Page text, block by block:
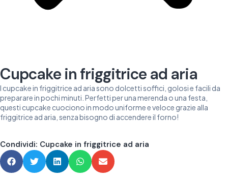
Cupcake in friggitrice ad aria
I cupcake in friggitrice ad aria sono dolcetti soffici, golosi e facili da
preparare in pochi minuti. Perfetti per una merenda o una festa,
questi cupcake cuociono in modo uniforme e veloce grazie alla
friggitrice ad aria, senza bisogno di accendere il forno!
Condividi: Cupcake in friggitrice ad aria